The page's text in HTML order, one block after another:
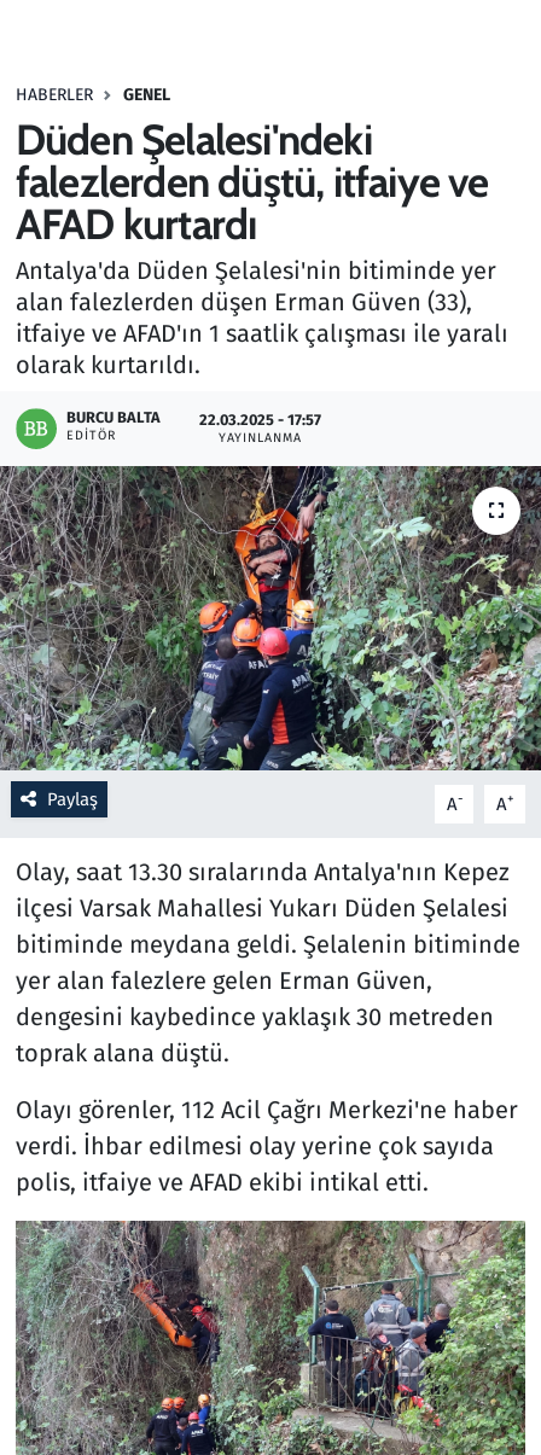
HABERLER GENEL
Düden Şelalesi'ndeki
falezlerden düştü, itfaiye ve
AFAD kurtardı
Antalya'da Düden Şelalesi'nin bitiminde yer
alan falezlerden düşen Erman Güven (33),
itfaiye ve AFAD'ın 1 saatlik çalışması ile yaralı
olarak kurtarıldı.
BURCU BALTA
EDITÖR
22.03.2025 - 17:57
YAYINLANMA
Paylaş A- A+
Olay, saat 13.30 sıralarında Antalya'nın Kepez
ilçesi Varsak Mahallesi Yukarı Düden Şelalesi
bitiminde meydana geldi. Şelalenin bitiminde
yer alan falezlere gelen Erman Güven,
dengesini kaybedince yaklaşık 30 metreden
toprak alana düştü.
Olayı görenler, 112 Acil Çağrı Merkezi'ne haber
verdi. İhbar edilmesi olay yerine çok sayıda
polis, itfaiye ve AFAD ekibi intikal etti.
Haber
Kültür Sanat
Kurumsal Haberler
Lezzet Durağı
Memur ve Kamu
Otomobil
Oyun
Ramazan
Resmi İlanlar
Rüya Tabirleri
Sağlık
Savunma Sanayi
Spor
Teknoloji ve Bilim
Televizyon